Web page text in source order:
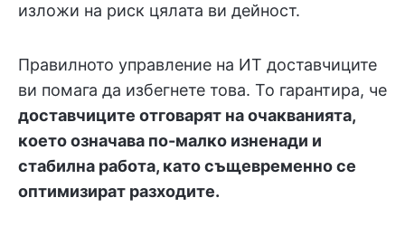
изложи на риск цялата ви дейност.
Правилното управление на ИТ доставчиците
ви помага да избегнете това. То гарантира, че
доставчиците отговарят на очакванията,
което означава по-малко изненади и
стабилна работа, като същевременно се
оптимизират разходите.